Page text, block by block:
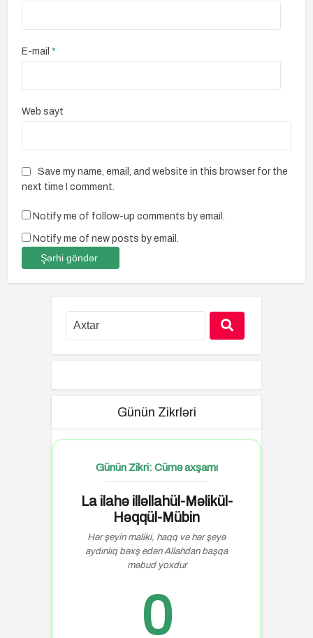
E-mail*
Web sayt
Save my name, email, and website in this browser for the
next time I comment.
Notify me of follow-up comments by email.
Notify me of new posts by email.
Günün Zikrləri
Günün Zikri: Cümə axşamı
La ilahə illəllahül-Məlikül-
Həqqül-Mübin
Hər şeyin maliki, haqq və hər şeyə
aydınlıq bəxş edən Allahdan başqa
məbud yoxdur
0